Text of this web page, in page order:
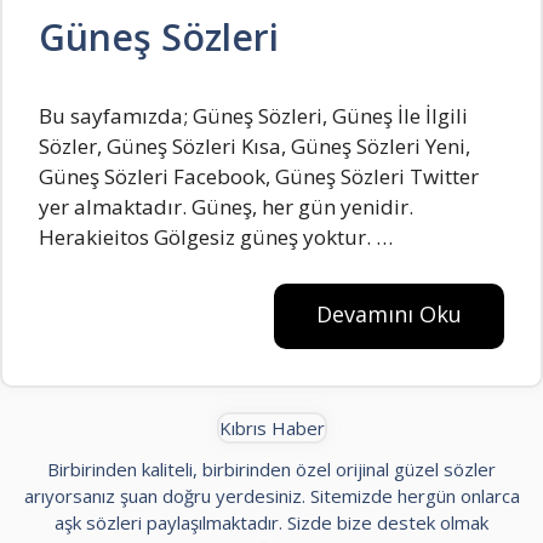
Güneş Sözleri
Bu sayfamızda; Güneş Sözleri, Güneş İle İlgili
Sözler, Güneş Sözleri Kısa, Güneş Sözleri Yeni,
Güneş Sözleri Facebook, Güneş Sözleri Twitter
yer almaktadır. Güneş, her gün yenidir.
Herakieitos Gölgesiz güneş yoktur. …
Devamını Oku
Kıbrıs Haber
Birbirinden kaliteli, birbirinden özel orijinal güzel sözler
arıyorsanız şuan doğru yerdesiniz. Sitemizde hergün onlarca
aşk sözleri paylaşılmaktadır. Sizde bize destek olmak